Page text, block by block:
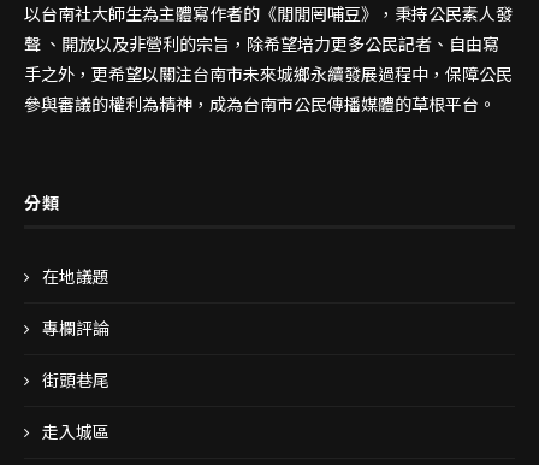
以台南社大師生為主體寫作者的《閒閒罔哺豆》，秉持公民素人發
聲 、開放以及非營利的宗旨，除希望培力更多公民記者、自由寫
手之外，更希望以關注台南市未來城鄉永續發展過程中，保障公民
參與審議的權利為精神，成為台南市公民傳播媒體的草根平台。
分類
在地議題
專欄評論
街頭巷尾
走入城區